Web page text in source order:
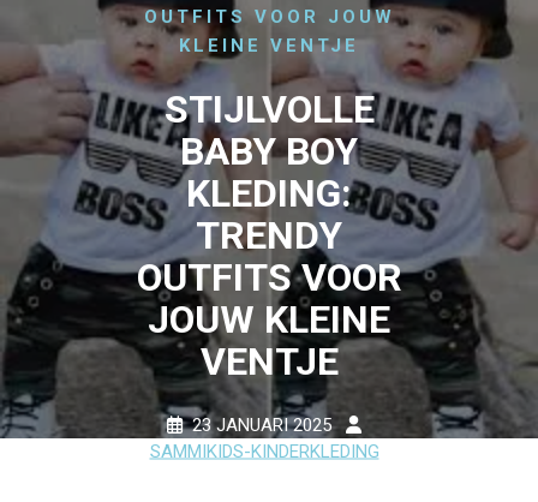
OUTFITS VOOR JOUW
KLEINE VENTJE
STIJLVOLLE
BABY BOY
KLEDING:
TRENDY
OUTFITS VOOR
JOUW KLEINE
VENTJE
23 JANUARI 2025
SAMMIKIDS-KINDERKLEDING